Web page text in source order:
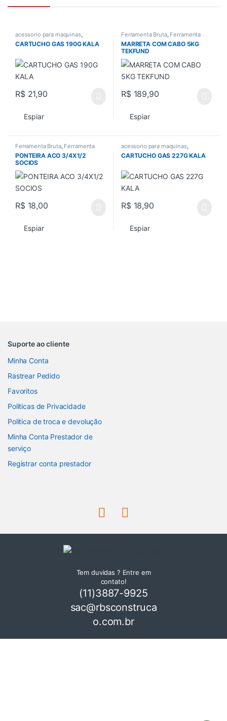
acessorio para maquinas,
Acessorios gerais, Todos
CARTUCHO GAS 190G KALA
R$21,90
Espiar
Ferramenta Bruta, Ferramenta
manual,Ferramentas,
Ferramentas em Geral,Todos
MARRETA COM CABO 5KG
TEKFUND
R$189,90
Espiar
Ferramenta Bruta, Ferramenta
Ferramentas
Ferramentas em Geral,Todos
PONTEIRA ACO 3/4X1/2
SOCIOS
R$18,00
Espiar
acessorio para maquinas,
Acessorios gerais Todos
CARTUCHO GAS 227G KALA
R$18,90
Espiar
Suporte ao cliente
Minha Conta
Rastrear Pedido
Favoritos
Politicas de Privacidade
Politica de troca e devolução
Minha Conta Prestador de
serviço
Registrar conta prestador
Tem duvidas ? Entre em
contato!
(11)3887-9925
sac@rbsconstruca
o.com.br